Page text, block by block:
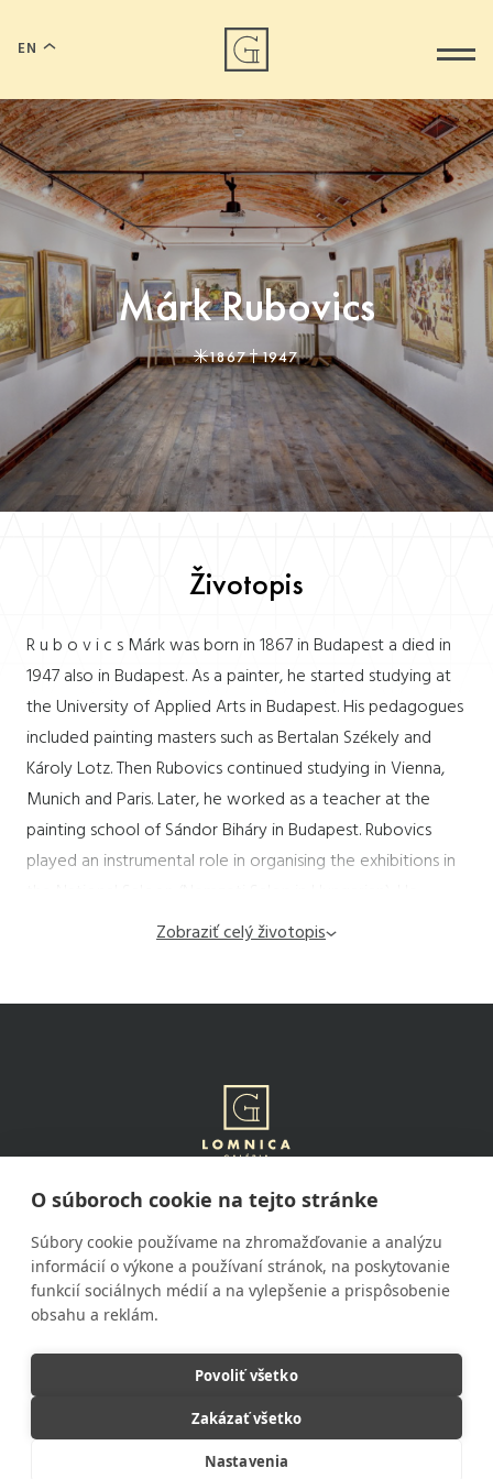
EN
Márk Rubovics
1867 1947
Životopis
R u b o v i c s Márk was born in 1867 in Budapest a died in
1947 also in Budapest. As a painter, he started studying at
the University of Applied Arts in Budapest. His pedagogues
included painting masters such as Bertalan Székely and
Károly Lotz. Then Rubovics continued studying in Vienna,
Munich and Paris. Later, he worked as a teacher at the
painting school of Sándor Biháry in Budapest. Rubovics
played an instrumental role in organising the exhibitions in
participated in numerous collective exhibitions of the
Zobraziť celý životopis
Tatranská Lomnica 92
059 60 Vysoké Tatry
052/285 3 500
recepcia@hotellomnica.sk
Všetky práva vyhradené
© 2026 Galéria Lomnica
O súboroch cookie na tejto stránke
Súbory cookie používame na zhromažďovanie a analýzu
informácií o výkone a používaní stránok, na poskytovanie
funkcií sociálnych médií a na vylepšenie a prispôsobenie
obsahu a reklám.
Povoliť všetko
Zakázať všetko
Nastavenia